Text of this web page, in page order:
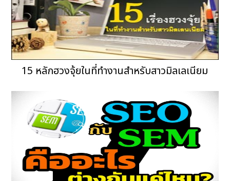
15 หลักฮวงจุ้ยในที่ทำงานสำหรับสาวมิลเลเนียม